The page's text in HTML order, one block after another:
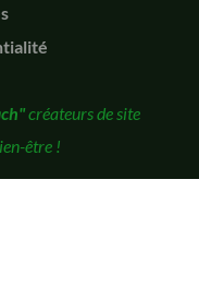
créateurs de site
être !